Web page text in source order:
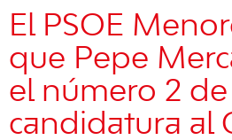
El PSOE
que Pepe
el número 2 de
candidatura al